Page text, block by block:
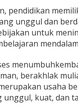
pendidikan
unggul dan
untuk
mendalam
berakhlak
usaha
unggul, kuat, dan